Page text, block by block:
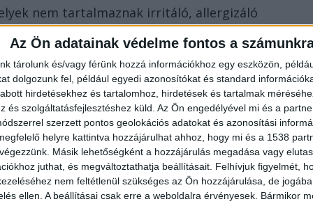
Az Ön adatainak védelme fontos a
tárolunk és/vagy férünk hozzá információkhoz egy eszközön,
dolgozunk fel, például egyedi azonosítókat és standard
hirdetésekhez és tartalomhoz, hirdetések és tartalmak
és szolgáltatásfejlesztéshez küld. Az Ön engedélyével mi és a
szerzett pontos geolokációs adatokat és azonosítási
helyre kattintva hozzájárulhat ahhoz, hogy mi és a 1538
Másik lehetőségként a hozzájárulás megadása vagy
juthat, és megváltoztathatja beállításait. Felhívjuk figyelmét,
nem feltétlenül szükséges az Ön hozzájárulása, de
ellen. A beállításai csak erre a weboldalra érvényesek. Bármikor
nem tartalmaznak irritáló, allergizáló
alapvető, hogy ne legyen bennük mesterséges
Válasszunk natúr babafürdetőket, melyek a
gyulladáscsökkentő hatóanyagokban is
a Naturissimo Herbal baba krémhabfürdő, a
calendula fürdető. A koszmó elkerülése végett
a fürdetésekkel egyidejűleg.